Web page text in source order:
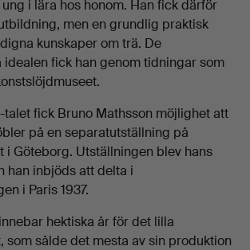
i lära hos honom. Han fick därför
men en grundlig praktisk
kunskaper om trä. De
idealen fick han genom tidningar som
talet fick Bruno Mathsson möjlighet att
på en separatutställning på
i Göteborg. Utställningen blev hans
han inbjöds att delta i
i Paris 1937.
hektiska år för det lilla
som sålde det mesta av sin produktion